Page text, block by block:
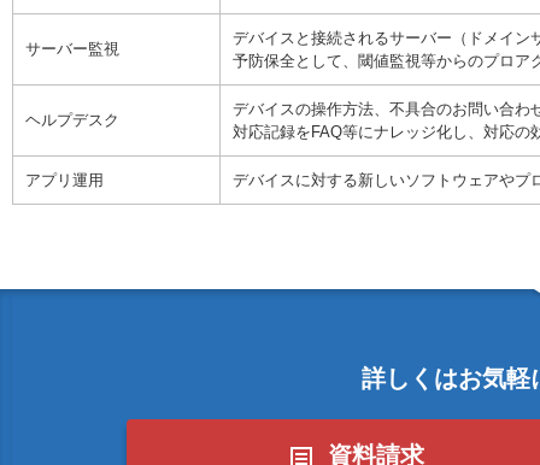
サーバー監視
デバイスと接続されるサーバー（ドメイン
予防保全として、閾値監視等からのプロア
ヘルプデスク
デバイスの操作方法、不具合のお問い合
対応記録をFAQ等にナレッジ化し、対応の
アプリ運用 デバイスに対する新しいソフトウェアや
詳しくはお気軽
資料請求